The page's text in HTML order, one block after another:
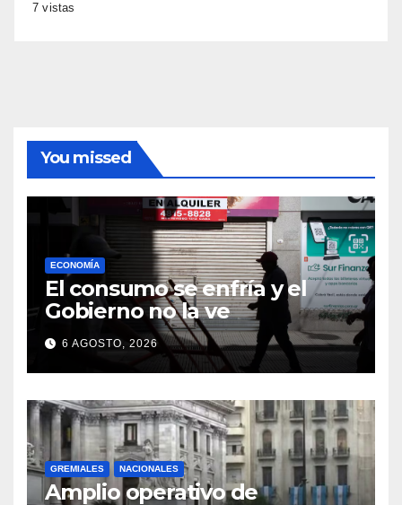
7 vistas
You missed
ECONOMÍA
El consumo se enfría y el
Gobierno no la ve
6 AGOSTO, 2026
GREMIALES NACIONALES
Amplio operativo de